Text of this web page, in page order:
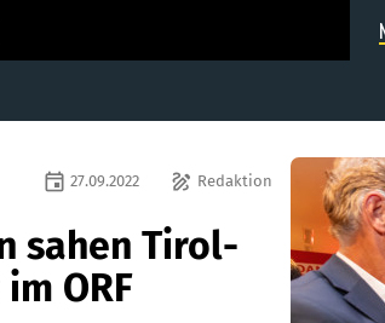
draw Redaktion
event 27.09.2022
sahen Tirol-
ORF